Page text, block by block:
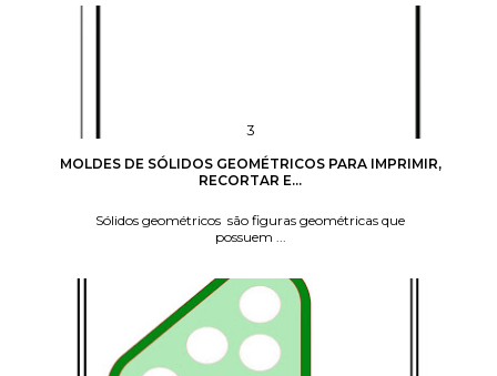
MOLDES DE SÓLIDOS GEOMÉTRICOS PARA IMPRIMIR,
RECORTAR E...
Sólidos geométricos são figuras geométricas que
possuem ...